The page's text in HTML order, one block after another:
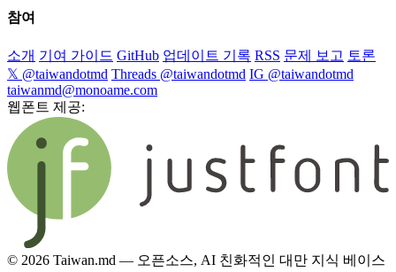
참여
소개 기여 가이드 GitHub 업데이트 기록 RSS 문제 보고 토론
𝕏 @taiwandotmd Threads @taiwandotmd IG @taiwandotmd
taiwanmd@monoame.com
웹폰트 제공:
© 2026 Taiwan.md — 오픈소스, AI 친화적인 대만 지식 베이스